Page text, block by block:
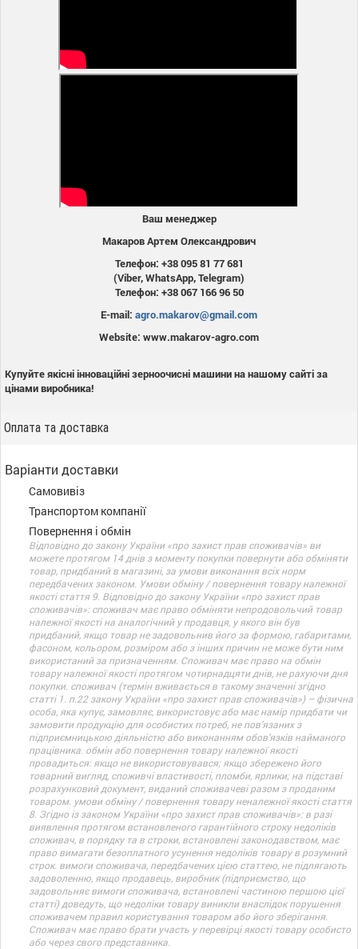
Ваш менеджер
Макаров Артем Олександрович
Телефон: +38 095 81 77 681
(Viber, WhatsApp, Telegram)
Телефон: +38 067 166 96 50
E-mail: agro.makarov@gmail.com
Website: www.makarov-agro.com
Купуйте якісні інноваційні зерноочисні машини на нашому сайті за
цінами виробника!
Оплата та доставка
Варіанти доставки
Самовивіз
Транспортом компанії
Повернення і обмін
Відповідно до закону України «про захист прав споживачів» ви
можете протягом 14 днів з моменту покупки повернути або обміняти
товар, придбаний в магазині, за умови виконання всіх норм
передбачених законом. Умови обміну / повернення товару належної
якості стаття 9. Відповідно до закону України «про захист прав
споживачів»: споживач має право обміняти непродовольчий товар
належної якості на аналогічний у продавця, у якого він був
придбаний, якщо товар не задовольнив його за формою, габаритами,
фасоном, кольором, розміром або з інших причин не може бути ним
використаний за призначенням. Споживач має право на обмін
товару належної якості протягом чотирнадцяти днів, не рахуючи дня
покупки. споживач (термін вживається в такому значенні згідно
статті 1. п.22 закону України «про захист прав споживачів») – фізична
особа, яка купує, замовляє, використовує або має намір придбати чи
замовити продукцію для особистих потреб, не пов’язаних з
підприємницькою діяльністю або виконанням обов’язків найманого
працівника. обмін або повернення товару належної якості
провадиться: якщо не використовувався; якщо збережено його
товарний вигляд, споживчі властивості, пломби, ярлики; на підставі
розрахунковий документ, виданий споживачеві разом з проданим
товаром. умови обміну / повернення товару неналежної якості стаття
8. Згідно із законом України «про захист прав споживачів»: в разі
виявлення протягом встановленого гарантійного строку недоліків
споживач, в порядку та в строки, встановлені законодавством, має
право вимагати безоплатного усунення недоліків товару в розумний
строк. вимоги споживача, передбачених цією статтею, не підлягають
задоволенню, якщо продавець, виробник (підприємство, що
задовольняє вимоги споживача, встановлені частиною першою цієї
статті) доведуть, що недоліки товару виникли внаслідок порушення
споживачем правил користування товаром або його зберігання.
Споживач має право брати участь у перевірці якості товару особисто
або через свого представника.